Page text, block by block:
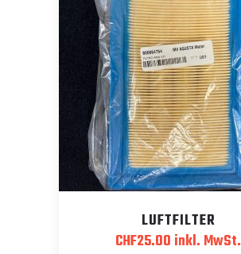
LUFTFILTER
CHF25.00 inkl. MwSt.